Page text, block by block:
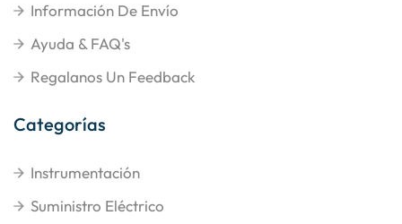
Información De Envío
Ayuda & FAQ's
Regalanos Un Feedback
Categorías
Instrumentación
Suministro Eléctrico